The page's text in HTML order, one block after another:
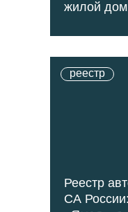
жилой дом
реестр
Реестр
СА